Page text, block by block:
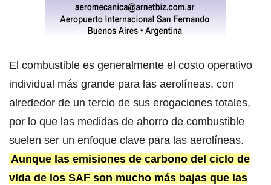
El combustible es generalmente el costo operativo
individual más grande para las aerolíneas, con
alrededor de un tercio de sus erogaciones totales,
por lo que las medidas de ahorro de combustible
suelen ser un enfoque clave para las aerolíneas.
Aunque las emisiones de carbono del ciclo de
vida de los SAF son mucho más bajas que las